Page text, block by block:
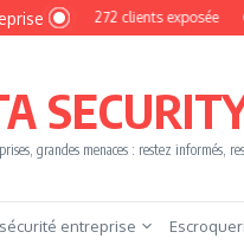
16 272 clients exposée
grandes menaces : restez informés,
entreprise